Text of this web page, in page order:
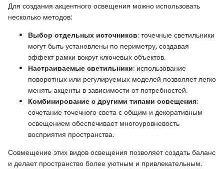
Для создания акцентного освещения можно использовать
несколько методов:
Выбор отдельных источников: точечные светильники
могут быть установлены по периметру, создавая
эффект рамки вокруг ключевых объектов.
Настраиваемые светильники: использование
поворотных или регулируемых моделей позволяет легко
менять акценты в зависимости от потребностей.
Комбинирование с другими типами освещения:
сочетание точечного света с общим и декоративным
освещением обеспечивает многоуровневость
восприятия пространства.
Совмещение этих видов освещения позволяет создать баланс
и делает пространство более уютным и привлекательным.